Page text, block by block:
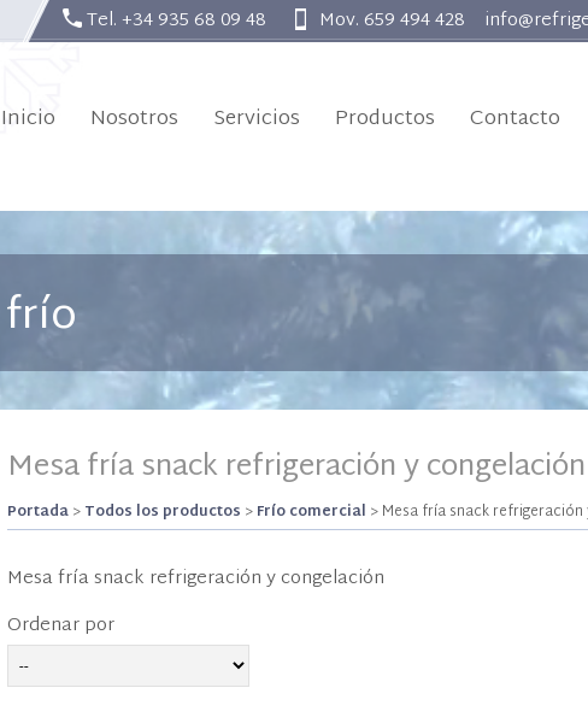
Tel. +34 935 68 09 48 Mov. 659 494 428
Inicio Nosotros Servicios Productos Contacto
Mesa fría snack refrigeración y congelación
Portada>Todos los productos >Frío comercial >Mesa fría snack
Mesa fría snack refrigeración y congelación
Ordenar por